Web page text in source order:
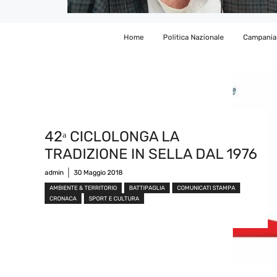
Home Politica Nazionale Campania
42ᵃ CICLOLONGA LA
TRADIZIONE IN SELLA DAL 1976
admin 30 Maggio 2018
AMBIENTE & TERRITORIO BATTIPAGLIA
COMUNICATI STAMPA
CRONACA
SPORT E CULTURA